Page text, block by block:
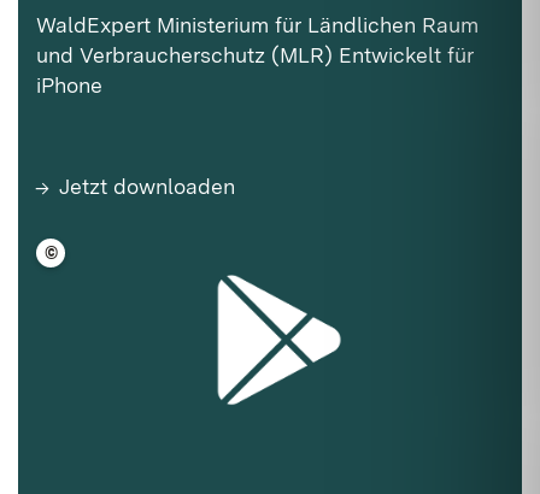
WaldExpert Ministerium für Ländlichen Raum
und Verbraucherschutz (MLR) Entwickelt für
iPhone
Jetzt downloaden
©